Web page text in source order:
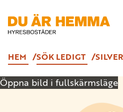
HEM SÖK LEDIGT
Öppna bild i fullskärmsläge